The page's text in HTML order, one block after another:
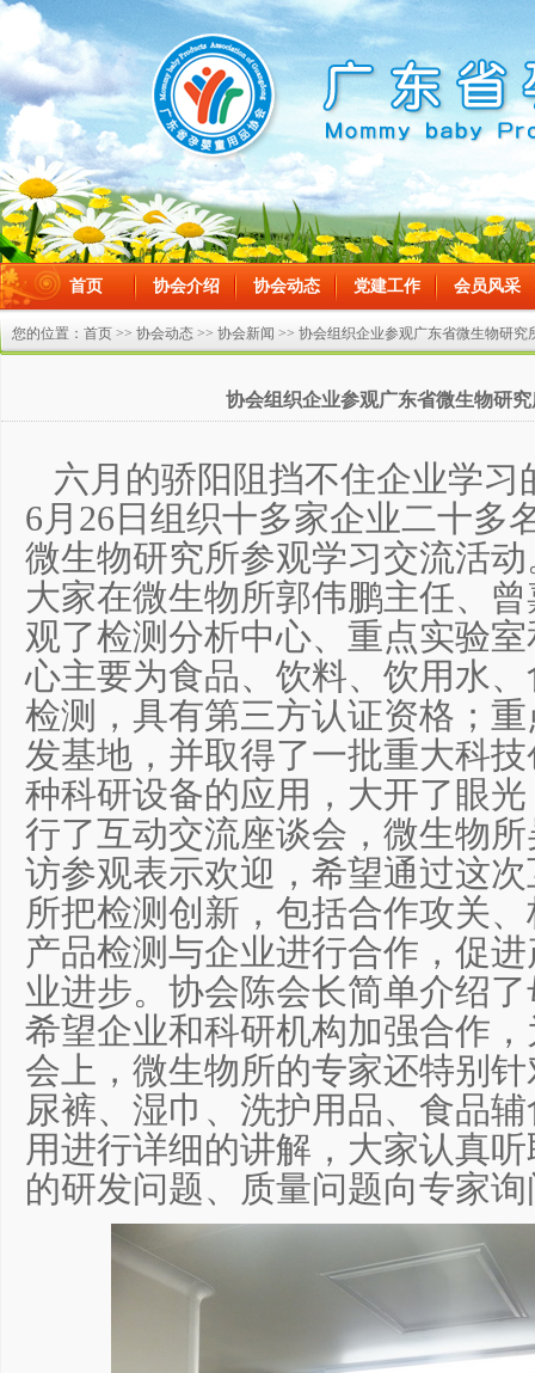
首页 协会介绍 协会动态 党建工作 会员风采
在线留言
您的位置： 首页 >> 协会动态 >> 协会新闻 >> 协会组织企业参观广东省微生物研究
协会组织企业参观广东省微生物研
六月的骄阳阻挡不住企业学
6月26日组织十多家企业二十多
微生物研究所参观学习交流活动
大家在微生物所郭伟鹏主任、
观了检测分析中心、重点实验
心主要为食品、饮料、饮用水
检测，具有第三方认证资格；
发基地，并取得了一批重大科
种科研设备的应用，大开了眼
行了互动交流座谈会，微生物
访参观表示欢迎，希望通过这
所把检测创新，包括合作攻关
产品检测与企业进行合作，促
业进步。协会陈会长简单介绍
希望企业和科研机构加强合作
会上，微生物所的专家还特别
尿裤、湿巾、洗护用品、食品
用进行详细的讲解，大家认真
的研发问题、质量问题向专家